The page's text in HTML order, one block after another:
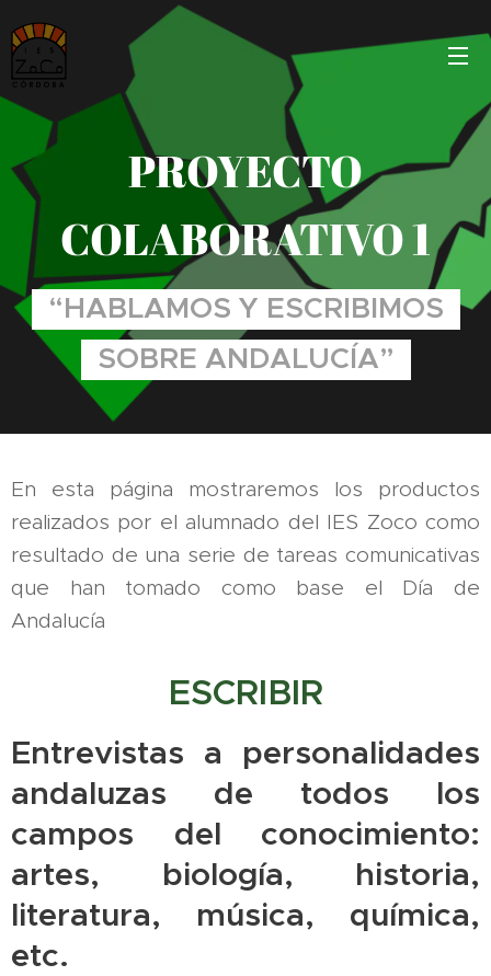
PROYECTO
COLABORATIVO 1
“HABLAMOS Y ESCRIBIMOS
SOBRE ANDALUCÍA”
En esta página mostraremos los productos
realizados por el alumnado del IES Zoco como
resultado de una serie de tareas comunicativas
que han tomado como base el Día de
Andalucía
ESCRIBIR
Entrevistas a personalidades
andaluzas de todos los
campos del conocimiento:
artes, biología, historia,
literatura, música, química,
etc.